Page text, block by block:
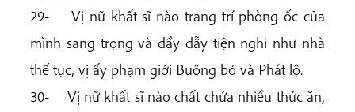
29- Vị nữ khất sĩ nào trang trí phòng ốc của
mình sang trọng và đầy dẫy tiện nghi như nhà
thế tục, vị ấy phạm giới Buông bỏ và Phát lộ.
30- Vị nữ khất sĩ nào chất chứa nhiều thức ăn,